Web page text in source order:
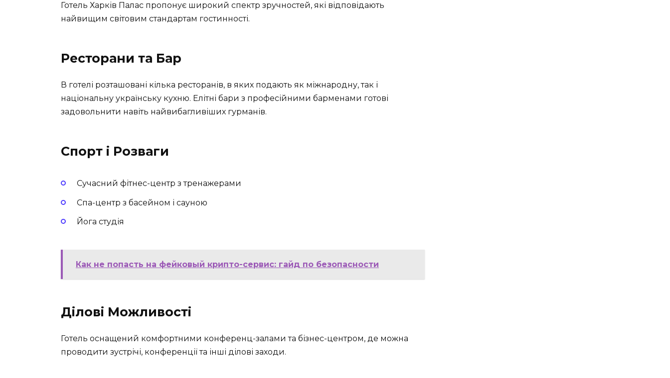
Готель Харків Палас пропонує широкий спектр зручностей, які відповідають
найвищим світовим стандартам гостинності.
Ресторани та Бар
В готелі розташовані кілька ресторанів, в яких подають як міжнародну, так і
національну українську кухню. Елітні бари з професійними барменами готові
задовольнити навіть найвибагливіших гурманів.
Спорт і Розваги
Сучасний фітнес-центр з тренажерами
Спа-центр з басейном і сауною
Йога студія
Как не попасть на фейковый крипто-сервис: гайд по безопасности
Ділові Можливості
Готель оснащений комфортними конференц-залами та бізнес-центром, де можна
проводити зустрічі, конференції та інші ділові заходи.